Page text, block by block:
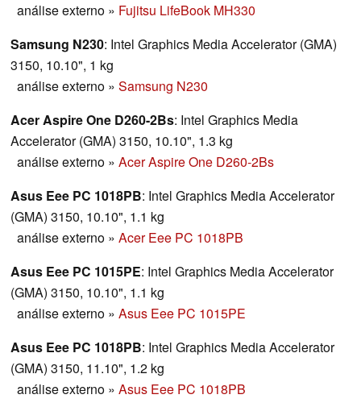
análise externo » Fujitsu LifeBook MH330
Samsung N230: Intel Graphics Media Accelerator (GMA)
3150, 10.10", 1 kg
análise externo » Samsung N230
Acer Aspire One D260-2Bs: Intel Graphics Media
Accelerator (GMA) 3150, 10.10", 1.3 kg
análise externo » Acer Aspire One D260-2Bs
Asus Eee PC 1018PB: Intel Graphics Media Accelerator
(GMA) 3150, 10.10", 1.1 kg
análise externo » Acer Eee PC 1018PB
Asus Eee PC 1015PE: Intel Graphics Media Accelerator
(GMA) 3150, 10.10", 1.1 kg
análise externo » Asus Eee PC 1015PE
Asus Eee PC 1018PB: Intel Graphics Media Accelerator
(GMA) 3150, 11.10", 1.2 kg
análise externo » Asus Eee PC 1018PB